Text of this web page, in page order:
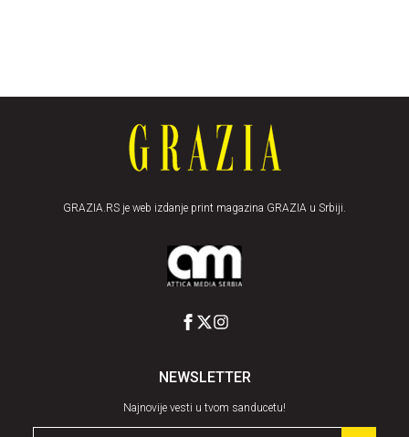
GRAZIA.RS je web izdanje print magazina GRAZIA u Srbiji.
NEWSLETTER
Najnovije vesti u tvom sanducetu!